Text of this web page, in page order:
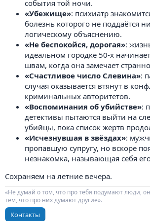
события той ночи.
«Убежище»: психиатр
болезнь которого не поддаётся
логическому объяснению.
«Не беспокойся, дорогая»:
идеальном городке 50-х
швам, когда она замечает
«Счастливое число Слевина»:
случая оказывается втянут в
криминальных авторитетов.
«Воспоминания об убийстве»:
детективы пытаются выйти на
убийцы, пока список жертв
«Исчезнувшая в звёздах»:
пропавшую супругу, но вскоре
незнакомка, называющая себя
Сохраняем на летние вечера.
«Не думай о том, что про тебя подумают люди,
тем, что про них думают другие».
Контакты